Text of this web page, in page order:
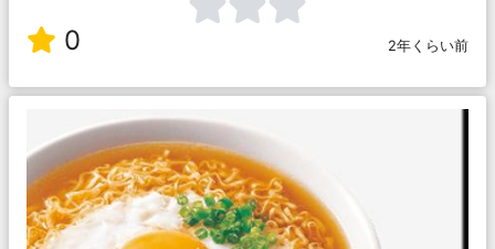
0 2年くらい前